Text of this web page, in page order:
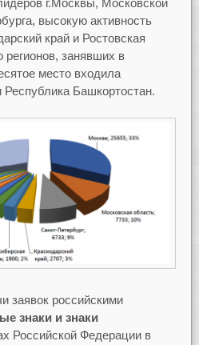
высокую активность
край и Ростовская
регионов, занявших в
место входила
Республика Башкортостан.
заявок российскими
знаки и знаки
Российской Федерации в